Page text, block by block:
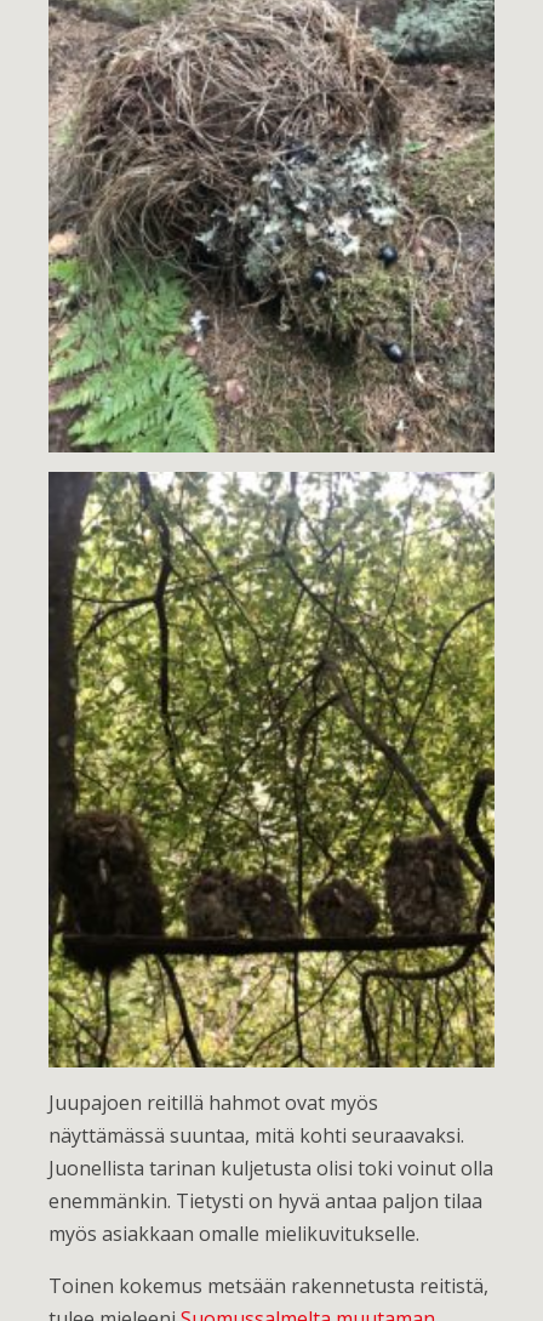
Juupajoen reitillä hahmot ovat myös
näyttämässä suuntaa, mitä kohti seuraavaksi.
Juonellista tarinan kuljetusta olisi toki voinut olla
enemmänkin. Tietysti on hyvä antaa paljon tilaa
myös asiakkaan omalle mielikuvitukselle.
Toinen kokemus metsään rakennetusta reitistä,